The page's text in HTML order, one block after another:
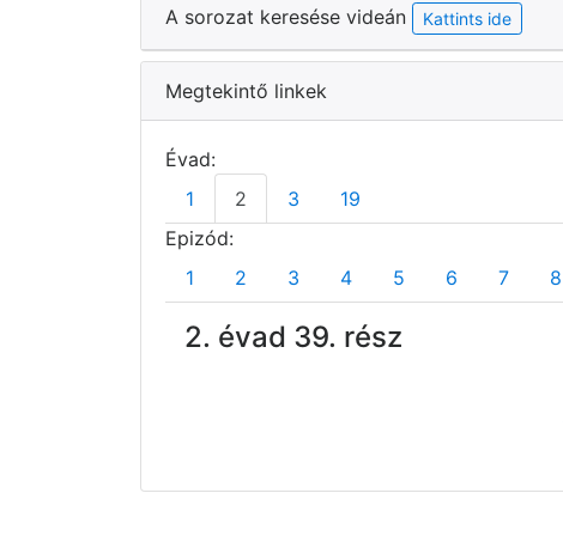
A sorozat keresése videán Kattints ide
Megtekintő linkek
Évad:
1
2 3
19
Epizód:
1
2 3 4 5 6 7 8
2. évad 39. rész